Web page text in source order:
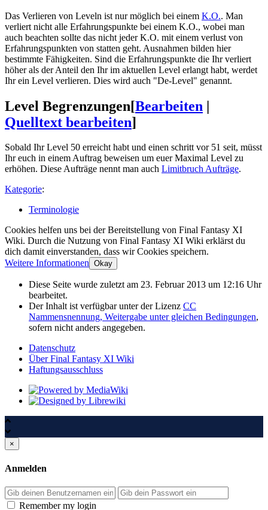
Das Verlieren von Leveln ist nur möglich bei einem K.O.. Man
verliert nicht alle Erfahrungspunkte bei einem K.O., wobei man
auch beachten sollte das nicht jeder K.O. mit einem verlust von
Erfahrungspunkten von statten geht. Ausnahmen bilden hier
bestimmte Fähigkeiten. Sind die Erfahrungspunkte die Ihr verliert
höher als der Anteil den Ihr im aktuellen Level erlangt habt, werdet
Ihr ein Level verlieren. Dies wird auch "De-Level" genannt.
Level Begrenzungen[Bearbeiten |
Quelltext bearbeiten]
Sobald Ihr Level 50 erreicht habt und einen schritt vor 51 seit, müsst
Ihr euch in einem Auftrag beweisen um euer Maximal Level zu
erhöhen. Diese Aufträge nennt man auch Limitbruch Aufträge.
Kategorie:
Terminologie
Cookies helfen uns bei der Bereitstellung von Final Fantasy XI
Wiki. Durch die Nutzung von Final Fantasy XI Wiki erklärst du
dich damit einverstanden, dass wir Cookies speichern.
Weitere Informationen Okay
Diese Seite wurde zuletzt am 23. Februar 2013 um 12:16 Uhr
bearbeitet.
Der Inhalt ist verfügbar unter der Lizenz CC
Nammensnennung, Weitergabe unter gleichen Bedingungen,
sofern nicht anders angegeben.
Datenschutz
Über Final Fantasy XI Wiki
Haftungsausschluss
×
Anmelden
Passwort
Remember my login